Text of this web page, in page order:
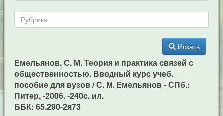
Искать
Емельянов, С. М. Теория и практика связей с
общественностью. Вводный курс учеб.
пособие для вузов / С. М. Емельянов - СПб.:
Питер, -2006. -240c. ил.
ББК: 65.290-2я73